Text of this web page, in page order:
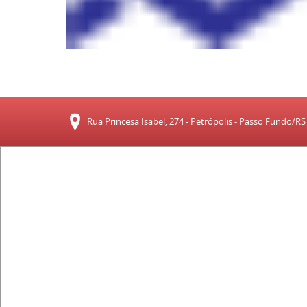
Rua Princesa Isabel, 274 - Petrópolis - Passo Fundo/